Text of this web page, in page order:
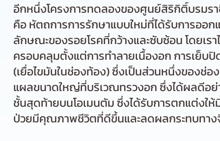
อีกหนึ่งโครงการทดลองของศูนย์สิริกิติ์บรมร
คือ หัตถการการรักษาแบบใหม่ที่ได้รับการออก
ลักษณะของรอยโรคที่กว้างและซับซ้อนโดยเร
ครอบคลุมตั้งแต่การทำลายเนื้องอก การเย็บ
(เยื่อไขมันในช่องท้อง) ซึ่งเป็นส่วนหนึ่งของช่
แผลขนาดใหญ่ที่บริเวณทรวงอก ซึ่งได้ผลดีอ
ชั้นสุดท้ายบนโอเมนตัม ซึ่งได้รับการตกแต่งใ
ป่วยมีคุณภาพชีวิตที่ดีขึ้นและลดผลกระทบทา